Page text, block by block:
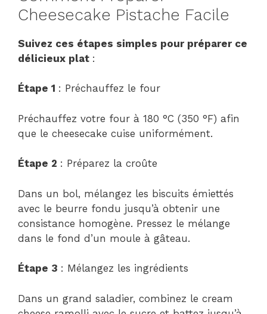
Cheesecake Pistache Facile
Suivez ces étapes simples pour préparer ce
délicieux plat :
Étape 1 : Préchauffez le four
Préchauffez votre four à 180 °C (350 °F) afin
que le cheesecake cuise uniformément.
Étape 2 : Préparez la croûte
Dans un bol, mélangez les biscuits émiettés
avec le beurre fondu jusqu’à obtenir une
consistance homogène. Pressez le mélange
dans le fond d’un moule à gâteau.
Étape 3 : Mélangez les ingrédients
Dans un grand saladier, combinez le cream